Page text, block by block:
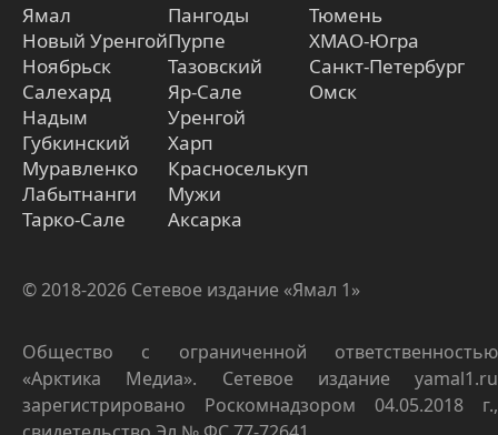
Ямал
Новый Уренгой
Ноябрьск
Салехард
Надым
Губкинский
Муравленко
Лабытнанги
Тарко-Сале
Пангоды
Пурпе
Тазовский
Яр-Сале
Уренгой
Харп
Красноселькуп
Мужи
Аксарка
Тюмень
ХМАО-Югра
Санкт-Петербург
Омск
© 2018-2026 Сетевое издание «Ямал 1»
Общество с ограниченной ответственностью
«Арктика Медиа». Сетевое издание yamal1.ru
зарегистрировано Роскомнадзором 04.05.2018 г.,